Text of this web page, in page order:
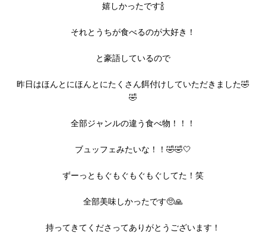
嬉しかったです🍾
それとうちが食べるのが大好き！
と豪語しているので
昨日はほんとにほんとにたくさん餌付けしていただきました🤣
🤣
全部ジャンルの違う食べ物！！！
ブュッフェみたいな！！🤣🤣🤍
ずーっともぐもぐもぐもぐしてた！笑
全部美味しかったです🥺🙏
持ってきてくださってありがとうございます！